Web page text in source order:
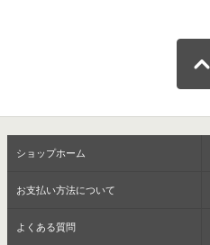
ショップホーム
お支払い方法について
よくある質問